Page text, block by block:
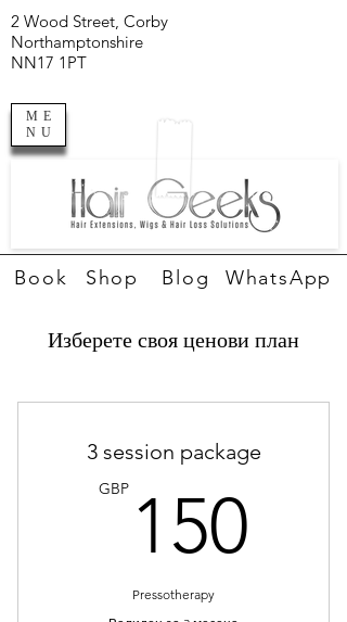
ME
NU
2 Wood Street, Corby
Northamptonshire
NN17 1PT
Book Shop WhatsApp
Blog
Изберете своя ценови план
3 session package
GBP 150
Pressotherapy